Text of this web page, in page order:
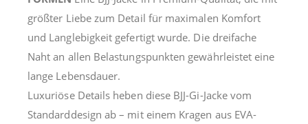
größter Liebe zum Detail für maximalen Komfort
und Langlebigkeit gefertigt wurde. Die dreifache
Naht an allen Belastungspunkten gewährleistet eine
lange Lebensdauer.
Luxuriöse Details heben diese BJJ-Gi-Jacke vom
Standarddesign ab – mit einem Kragen aus EVA-